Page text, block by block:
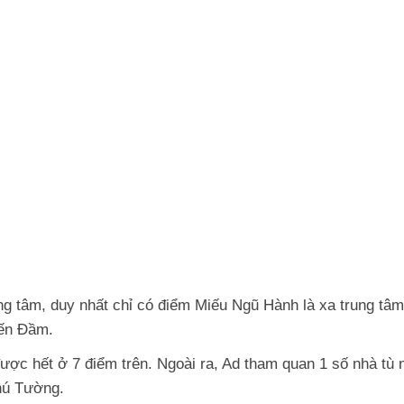
tâm, duy nhất chỉ có điểm Miếu Ngũ Hành là xa trung tâm
Đầm.
hết ở 7 điểm trên. Ngoài ra, Ad tham quan 1 số nhà tù
Tường.